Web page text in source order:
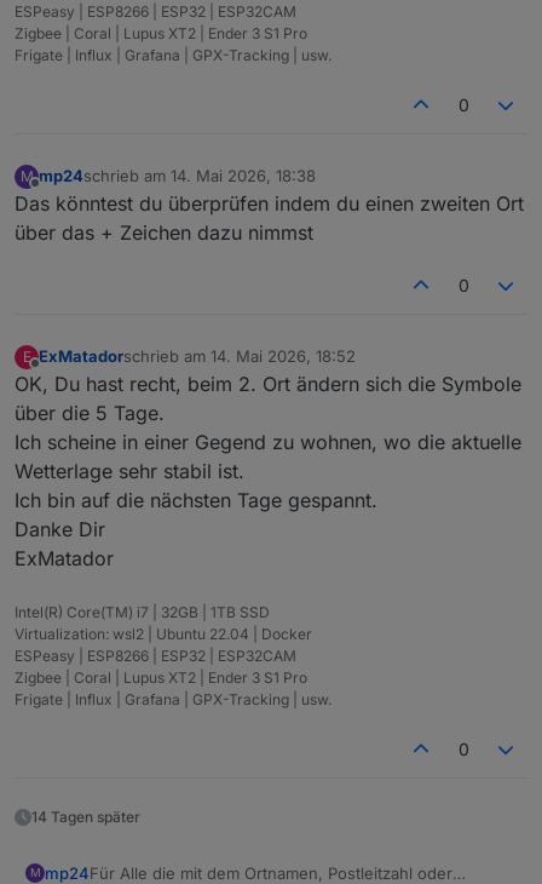
ESPeasy | ESP8266 | ESP32 | ESP32CAM
Zigbee | Coral | Lupus XT2 | Ender 3 S1 Pro
Frigate | Influx | Grafana | GPX-Tracking | usw.
0
M
Offline
mp24schrieb am 14. Mai 2026, 18:38
zuletzt editiert von
Das könntest du überprüfen indem du einen zweiten Ort
über das + Zeichen dazu nimmst
0
E
Offline
ExMatadorschrieb am 14. Mai 2026, 18:52
zuletzt editiert von
OK, Du hast recht, beim 2. Ort ändern sich die Symbole
über die 5 Tage.
Ich scheine in einer Gegend zu wohnen, wo die aktuelle
Wetterlage sehr stabil ist.
Ich bin auf die nächsten Tage gespannt.
Danke Dir
ExMatador
Intel(R) Core(TM) i7 | 32GB | 1TB SSD
Virtualization: wsl2 | Ubuntu 22.04 | Docker
ESPeasy | ESP8266 | ESP32 | ESP32CAM
Zigbee | Coral | Lupus XT2 | Ender 3 S1 Pro
Frigate | Influx | Grafana | GPX-Tracking | usw.
0
14 Tagen später
M mp24Für Alle die mit dem Ortnamen, Postleitzahl oder